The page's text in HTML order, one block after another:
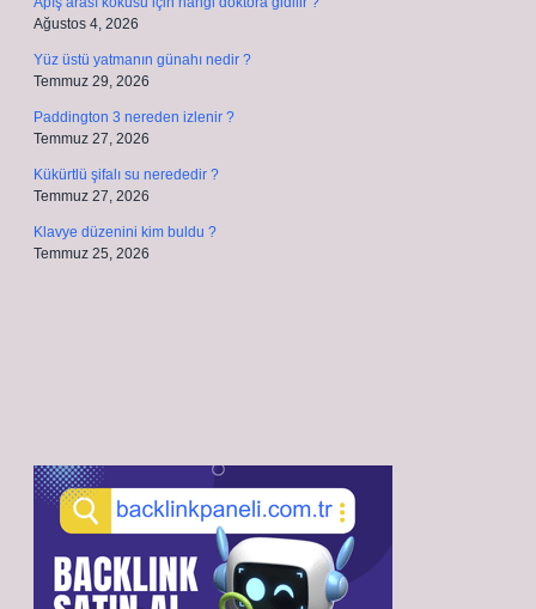
Ağustos 4, 2026
Yüz üstü yatmanın günahı nedir ?
Temmuz 29, 2026
Paddington 3 nereden izlenir ?
Temmuz 27, 2026
Kükürtlü şifalı su nerededir ?
Temmuz 27, 2026
Klavye düzenini kim buldu ?
Temmuz 25, 2026